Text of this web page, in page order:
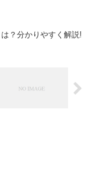
？分かりやすく解説!